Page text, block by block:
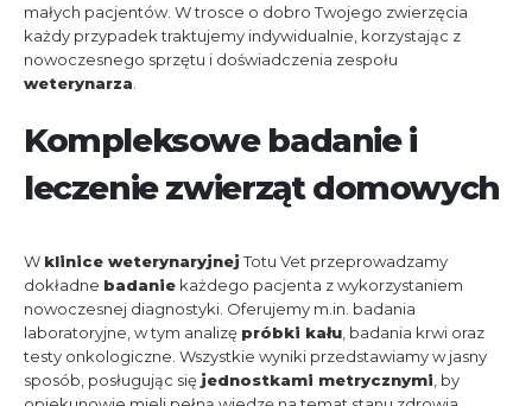
małych pacjentów. W trosce o dobro Twojego zwierzęcia
każdy przypadek traktujemy indywidualnie, korzystając z
nowoczesnego sprzętu i doświadczenia zespołu
weterynarza
Kompleksowe badanie i
leczenie zwierząt domowych
W klinice weterynaryjnejTotu Vet przeprowadzamy
dokładne badanie każdego pacjenta z wykorzystaniem
nowoczesnej diagnostyki. Oferujemy m.in. badania
laboratoryjne, w tym analizę próbki kału, badania krwi oraz
testy onkologiczne. Wszystkie wyniki przedstawiamy w jasny
sposób, posługując się jednostkami metrycznymi, by